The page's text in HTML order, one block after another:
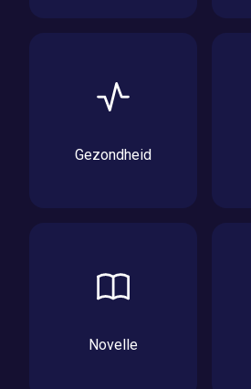
Gezondheid
Novelle